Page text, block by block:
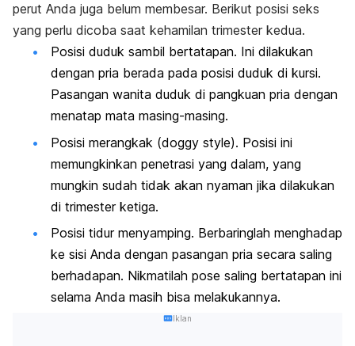
perut Anda juga belum membesar. Berikut posisi seks
yang perlu dicoba saat kehamilan trimester kedua.
Posisi duduk sambil bertatapan. Ini dilakukan
dengan pria berada pada posisi duduk di kursi.
Pasangan wanita duduk di pangkuan pria dengan
menatap mata masing-masing.
Posisi merangkak (doggy style). Posisi ini
memungkinkan penetrasi yang dalam, yang
mungkin sudah tidak akan nyaman jika dilakukan
di trimester ketiga.
Posisi tidur menyamping. Berbaringlah menghadap
ke sisi Anda dengan pasangan pria secara saling
berhadapan. Nikmatilah pose saling bertatapan ini
selama Anda masih bisa melakukannya.
Iklan